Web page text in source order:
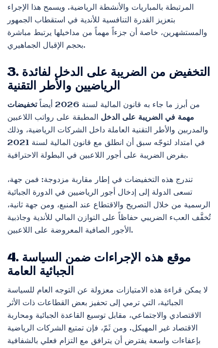
المرتبطة بالمباريات والأنشطة الرياضية. ويسمح هذا الإجراء
بتعزيز القدرة التنافسية للأندية في استقطاب الجمهور
والمستشهرين، خاصة أن جزءاً مهماً من مداخيلها يرتبط مباشرة
بحجم الإقبال الجماهيري.
3. التخفيض من الضريبة على الدخل لفائدة
الرياضيين والأطر التقنية
من أبرز ما جاء به قانون المالية لسنة 2026 أيضاً
تخفيضات
مهمة في الضريبة على الدخل المطبقة على رواتب اللاعبين
والمدربين والأطر التقنية العاملة داخل الشركات الرياضية، وذلك
في امتداد لتوجّه سبق أن انطلق مع قانون المالية لسنة 2021
بفرض الضريبة على أجور اللاعبين في البطولة الاحترافية.
تندرج هذه التخفيضات في إطار مقاربة مزدوجة: فمن جهة،
تسعى الدولة إلى إدخال أجور الرياضيين في الدورة الجبائية
الرسمية من خلال التصريح والاقتطاع عند المنبع، ومن جهة ثانية،
تُخفَّف العبء الضريبي حفاظاً على التوازن المالي للأندية وجاذبية
الأجور الصافية المعروضة على اللاعبين.
4. موقع هذه الإجراءات ضمن السياسة
الجبائية العامة
لا يمكن قراءة هذه الامتيازات معزولة عن التوجه العام للسياسة
الجبائية، التي ترمي إلى تحفيز بعض القطاعات ذات الأثر
الاقتصادي والاجتماعي، مقابل توسيع القاعدة الجبائية ومحاربة
الاقتصاد غير المهيكل. ومن ثَمّ، فإن تمتيع الشركات الرياضية
بإعفاءات واسعة يفترض أن يترافق مع التزام فعلي بالشفافية